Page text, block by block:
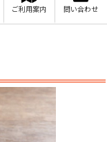
ご利用案内 問い合わせ